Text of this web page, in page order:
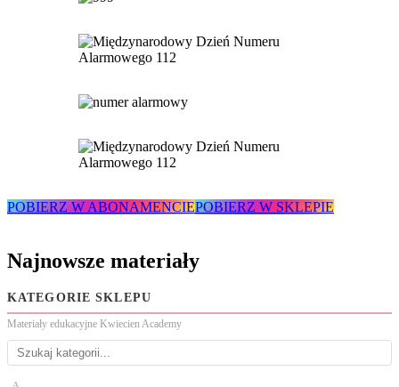
POBIERZ W ABONAMENCIEPOBIERZ W SKLEPIE
Najnowsze materiały
KATEGORIE SKLEPU
Materiały edukacyjne Kwiecien Academy
A